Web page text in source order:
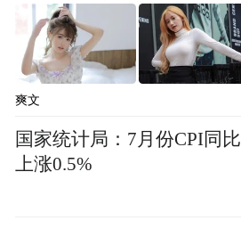
爽文
国家统计局：7月份CPI同比
上涨0.5%